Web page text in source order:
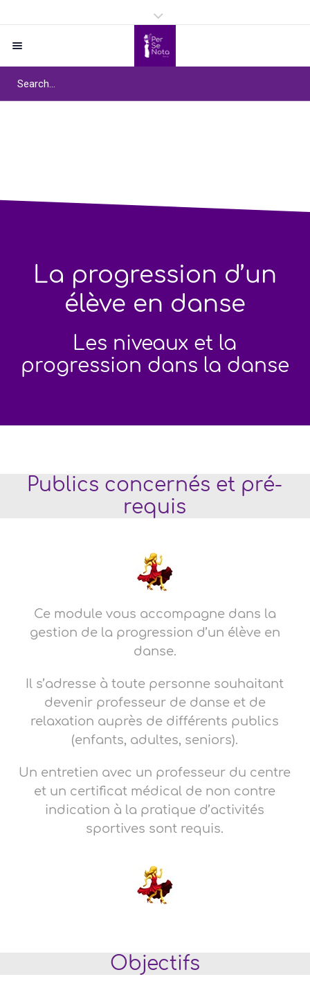
La progression d’un
élève en danse
Les niveaux et la
progression dans la danse
Publics concernés et pré-
requis
Ce module vous accompagne dans la
gestion de la progression d’un élève en
danse.
Il s’adresse à toute personne souhaitant
devenir professeur de danse et de
relaxation auprès de différents publics
(enfants, adultes, seniors).
Un entretien avec un professeur du centre
et un certificat médical de non contre
indication à la pratique d’activités
sportives sont requis.
Objectifs